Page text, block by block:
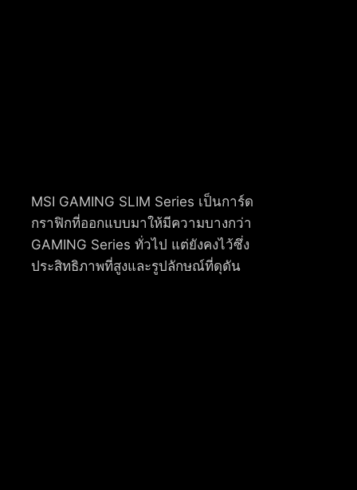
MSI GAMING SLIM Series เป็นการ์ด
กราฟิกที่ออกแบบมาให้มีความบางกว่า
GAMING Series ทั่วไป แต่ยังคงไว้ซึ่ง
ประสิทธิภาพที่สูงและรูปลักษณ์ที่ดุดัน